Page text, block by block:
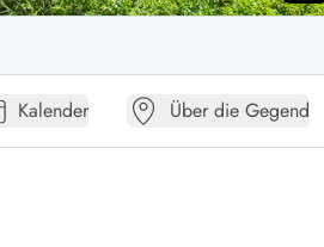
Kalender Über die Gegend